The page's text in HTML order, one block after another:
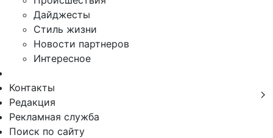
Дайджесты
Стиль жизни
Новости партнеров
Интересное
Контакты
Редакция
Рекламная служба
Поиск по сайту